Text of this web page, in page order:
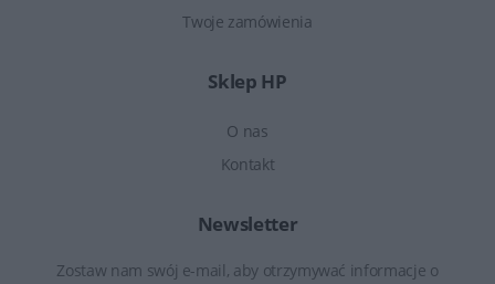
Twoje zamówienia
Sklep HP
O nas
Kontakt
Newsletter
Zostaw nam swój e-mail, aby otrzymywać informacje o